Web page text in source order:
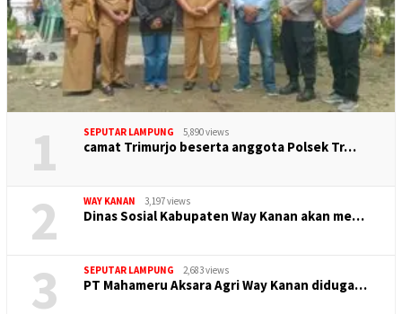
1 SEPUTAR LAMPUNG 5,890 views
camat Trimurjo beserta anggota Polsek Tr…
2 WAY KANAN 3,197 views
Dinas Sosial Kabupaten Way Kanan akan me…
3 SEPUTAR LAMPUNG 2,683 views
PT Mahameru Aksara Agri Way Kanan diduga…